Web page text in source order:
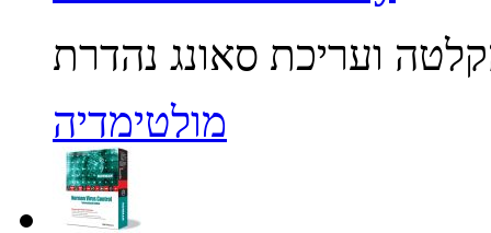
מולטימדיה